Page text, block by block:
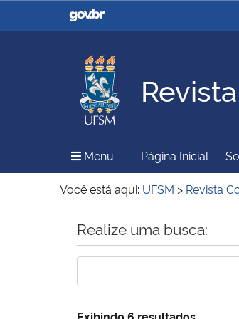
Casa Civil
Ministério da Agricultura,
Pecuária e Abastecimento
Ministério do Meio Ambiente
Menu Menu Principal do Sítio
Página Inicial
Você está aqui: UFSM > Revista
Início do conteúdo
Realize uma busca:
Exibindo 6 resultados